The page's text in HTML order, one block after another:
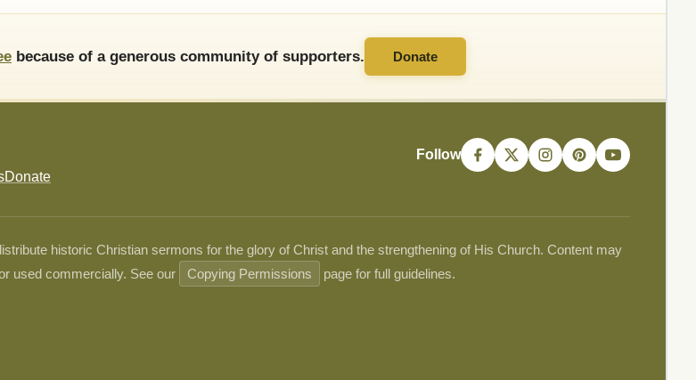
because of a generous community of supporters. Donate
Donate
Follow
historic Christian sermons for the glory of Christ and the strengthening of His Church. Content may
used commercially. See our
Copying Permissions page for full guidelines.